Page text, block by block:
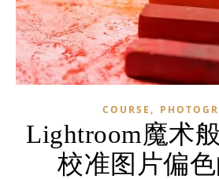
COURSE ,
Lightroom魔术
校准图片偏